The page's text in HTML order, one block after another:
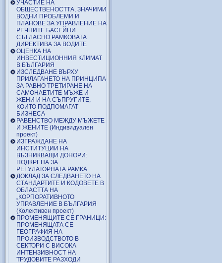
УЧАСТИЕ НА
ОБЩЕСТВЕНОСТТА, ЗНАЧИМИ
ВОДНИ ПРОБЛЕМИ И
ПЛАНОВЕ ЗА УПРАВЛЕНИЕ НА
РЕЧНИТЕ БАСЕЙНИ
СЪГЛАСНО РАМКОВАТА
ДИРЕКТИВА ЗА ВОДИТЕ
ОЦЕНКА НА
ИНВЕСТИЦИОННИЯ КЛИМАТ
В БЪЛГАРИЯ
ИЗСЛЕДВАНЕ ВЪРХУ
ПРИЛАГАНЕТО НА ПРИНЦИПА
ЗА РАВНО ТРЕТИРАНЕ НА
САМОНАЕТИТЕ МЪЖЕ И
ЖЕНИ И НА СЪПРУГИТЕ,
КОИТО ПОДПОМАГАТ
БИЗНЕСА
РАВЕНСТВО МЕЖДУ МЪЖЕТЕ
И ЖЕНИТЕ (Индивидуален
проект)
ИЗГРАЖДАНЕ НА
ИНСТИТУЦИИ НА
ВЪЗНИКВАЩИ ДОНОРИ:
ПОДКРЕПА ЗА
РЕГУЛАТОРНАТА РАМКА
ДОКЛАД ЗА СЛЕДВАНЕТО НА
СТАНДАРТИТЕ И КОДОВЕТЕ В
ОБЛАСТТА НА
„КОРПОРАТИВНОТО
УПРАВЛЕНИЕ В БЪЛГАРИЯ
(Колективен проект)
ПРОМЕНЯЩИТЕ СЕ ГРАНИЦИ:
ПРОМЕНЯЩАТА СЕ
ГЕОГРАФИЯ НА
ПРОИЗВОДСТВОТО В
СЕКТОРИ С ВИСОКА
ИНТЕНЗИВНОСТ НА
ТРУДОВИТЕ РАЗХОДИ